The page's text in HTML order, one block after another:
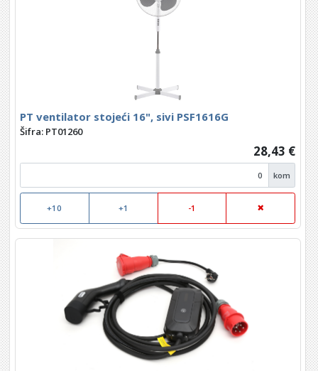
PT ventilator stojeći 16", sivi PSF1616G
Šifra: PT01260
28,43 €
kom
+10 +1 -1